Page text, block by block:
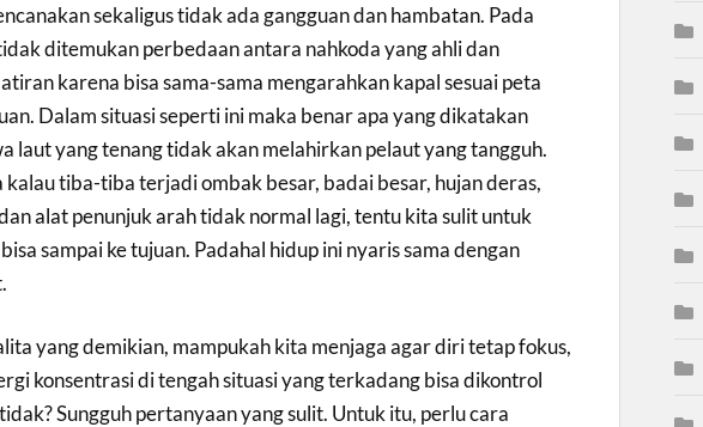
sekaligus tidak ada gangguan dan hambatan. Pada
ditemukan perbedaan antara nahkoda yang ahli dan
karena bisa sama-sama mengarahkan kapal sesuai peta
Dalam situasi seperti ini maka benar apa yang dikatakan
laut yang tenang tidak akan melahirkan pelaut yang tangguh.
kalau tiba-tiba terjadi ombak besar, badai besar, hujan deras,
alat penunjuk arah tidak normal lagi, tentu kita sulit untuk
sampai ke tujuan. Padahal hidup ini nyaris sama dengan
yang demikian, mampukah kita menjaga agar diri tetap fokus,
konsentrasi di tengah situasi yang terkadang bisa dikontrol
Sungguh pertanyaan yang sulit. Untuk itu, perlu cara